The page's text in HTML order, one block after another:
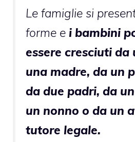
Le famiglie si
forme e i bambini
essere cresciuti da
una madre, da un
da due padri, da
un nonno o da un
tutore legale.